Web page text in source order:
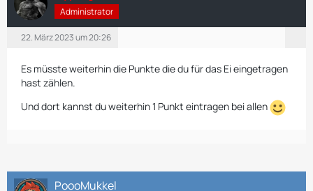
Administrator
22. März 2023 um 20:26
Es müsste weiterhin die Punkte die du für das Ei eingetragen
hast zählen.
Und dort kannst du weiterhin 1 Punkt eintragen bei allen
PoooMukkel